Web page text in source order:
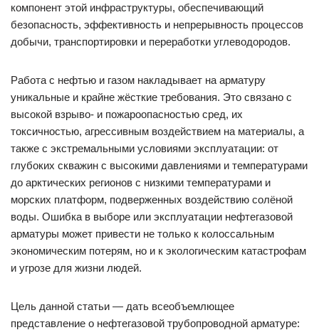
компонент этой инфраструктуры, обеспечивающий
безопасность, эффективность и непрерывность процессов
добычи, транспортировки и переработки углеводородов.
Работа с нефтью и газом накладывает на арматуру
уникальные и крайне жёсткие требования. Это связано с
высокой взрыво- и пожароопасностью сред, их
токсичностью, агрессивным воздействием на материалы, а
также с экстремальными условиями эксплуатации: от
глубоких скважин с высокими давлениями и температурами
до арктических регионов с низкими температурами и
морских платформ, подверженных воздействию солёной
воды. Ошибка в выборе или эксплуатации нефтегазовой
арматуры может привести не только к колоссальным
экономическим потерям, но и к экологическим катастрофам
и угрозе для жизни людей.
Цель данной статьи — дать всеобъемлющее
представление о нефтегазовой трубопроводной арматуре: